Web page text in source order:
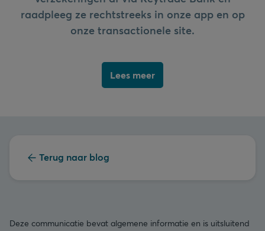
raadpleeg ze rechtstreeks in onze app en op
onze transactionele site.
Lees meer
Terug naar blog
Deze communicatie bevat algemene informatie en is uitsluitend